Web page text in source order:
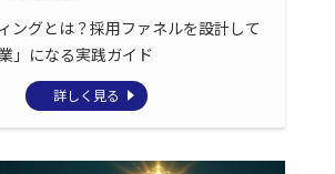
ングとは？採用ファネルを設計して
」になる実践ガイド
詳しく見る